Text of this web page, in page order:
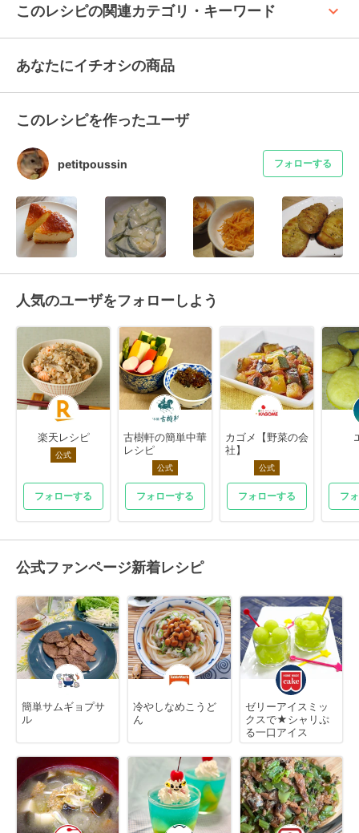
このレシピの関連カテゴリ・キーワード keyboard_arrow_up
あなたにイチオシの商品
このレシピを作ったユーザ
petitpoussin フォローする
人気のユーザをフォローしよう
楽天レシピ
公式
フォローする
古樹軒の簡単中華
レシピ
公式
フォローする
カゴメ【野菜の会
社】
公式
フォローする フ
公式ファンページ新着レシピ
簡単サムギョプサ
ル
冷やしなめこうど
ん
ゼリーアイスミッ
クスで★シャリぷ
る一口アイス